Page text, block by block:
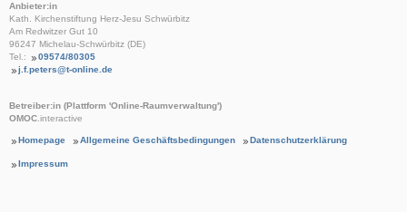
Anbieter:in
Kath. Kirchenstiftung Herz-Jesu Schwürbitz
Am Redwitzer Gut 10
96247 Michelau-Schwürbitz (DE)
Tel.:
09574/80305
j.f.peters@t-online.de
Betreiber:in (Plattform 'Online-Raumverwaltung')
OMOC .interactive
Homepage Allgemeine Geschäftsbedingungen Datenschutzerklärung
Impressum